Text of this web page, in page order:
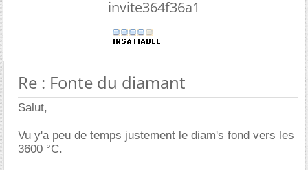
invite364f36a1
Re : Fonte du diamant
Salut,
Vu y'a peu de temps justement le diam's fond vers les
3600 °C.